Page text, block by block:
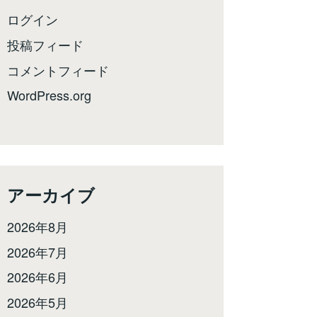
ログイン
投稿フィード
コメントフィード
WordPress.org
アーカイブ
2026年8月
2026年7月
2026年6月
2026年5月